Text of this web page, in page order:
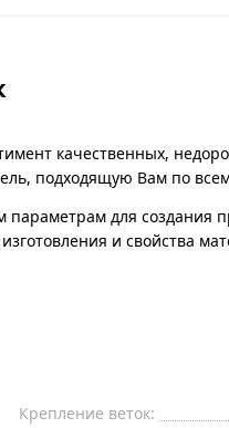
качественных,
ель, подходящую Вам по
для создания
и свойства
Крепление веток: